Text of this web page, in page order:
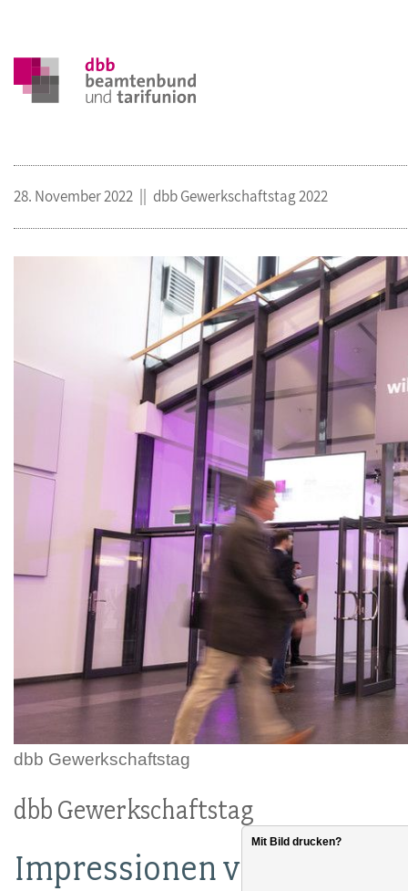
dbb Gewerkschaftstag
dbb Gewerkschaftstag
Impressionen vom ersten
28. November 2022 dbb Gewerkschaftstag 2022
Mit Bild drucken?